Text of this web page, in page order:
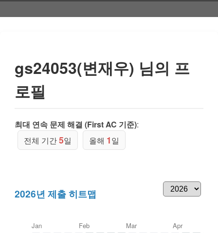
gs24053(변재우) 님의 프
로필
최대 연속 문제 해결 (First AC 기준):
전체 기간5일 올해 1일
2026년 제출 히트맵
Jan Feb Mar Apr